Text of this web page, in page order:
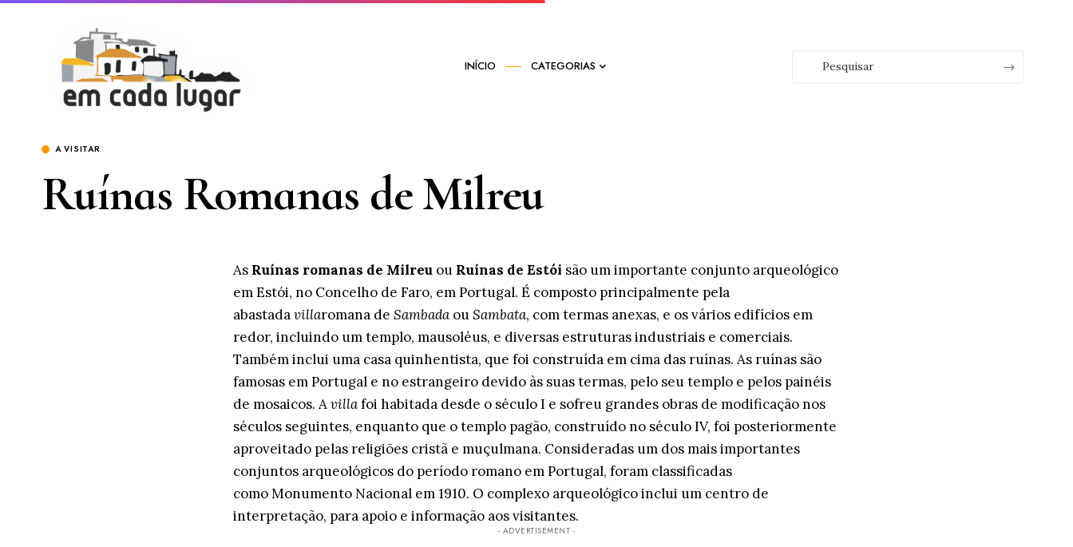
INÍCIO CATEGORIAS
A VISITAR
Ruínas Romanas de Milreu
As Ruínas romanas de Milreu ou Ruínas de Estói são um importante conjunto arqueológico
em Estói, no Concelho de Faro, em Portugal. É composto principalmente pela
abastadavillaromana de Sambada ouSambata, com termas anexas, e os vários edifícios em
redor, incluindo um templo, mausoléus, e diversas estruturas industriais e comerciais.
Também inclui uma casa quinhentista, que foi construída em cima das ruínas. As ruínas são
famosas em Portugal e no estrangeiro devido às suas termas, pelo seu templo e pelos painéis
de mosaicos. Avillafoi habitada desde o século I e sofreu grandes obras de modificação nos
séculos seguintes, enquanto que o templo pagão, construído no século IV, foi posteriormente
aproveitado pelas religiões cristã e muçulmana. Consideradas um dos mais importantes
conjuntos arqueológicos do período romano em Portugal, foram classificadas
como Monumento Nacional em 1910. O complexo arqueológico inclui um centro de
interpretação, para apoio e informação aos visitantes.
- ADVERTISEMENT -